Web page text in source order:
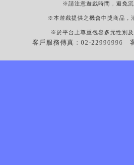
※請注意遊戲時間，避免
※本遊戲提供之機會中獎商品，
※於平台上尊重包容多元性別
客戶服務傳真：02-22996996